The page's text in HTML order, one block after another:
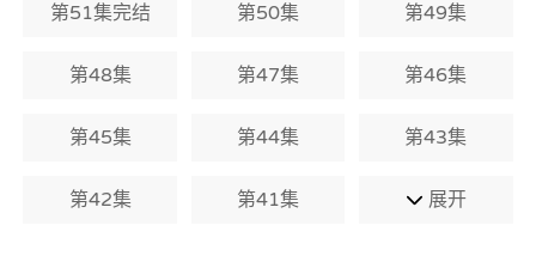
第51集完结 第50集 第49集
第48集 第47集 第46集
第45集 第44集 第43集
第42集 第41集 展开